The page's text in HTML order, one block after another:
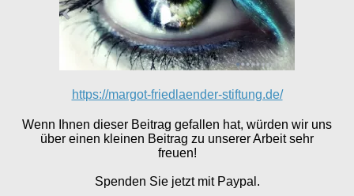
https://margot-friedlaender-stiftung.de/
Wenn Ihnen dieser Beitrag gefallen hat, würden wir uns
über einen kleinen Beitrag zu unserer Arbeit sehr
freuen!
Spenden Sie jetzt mit Paypal.